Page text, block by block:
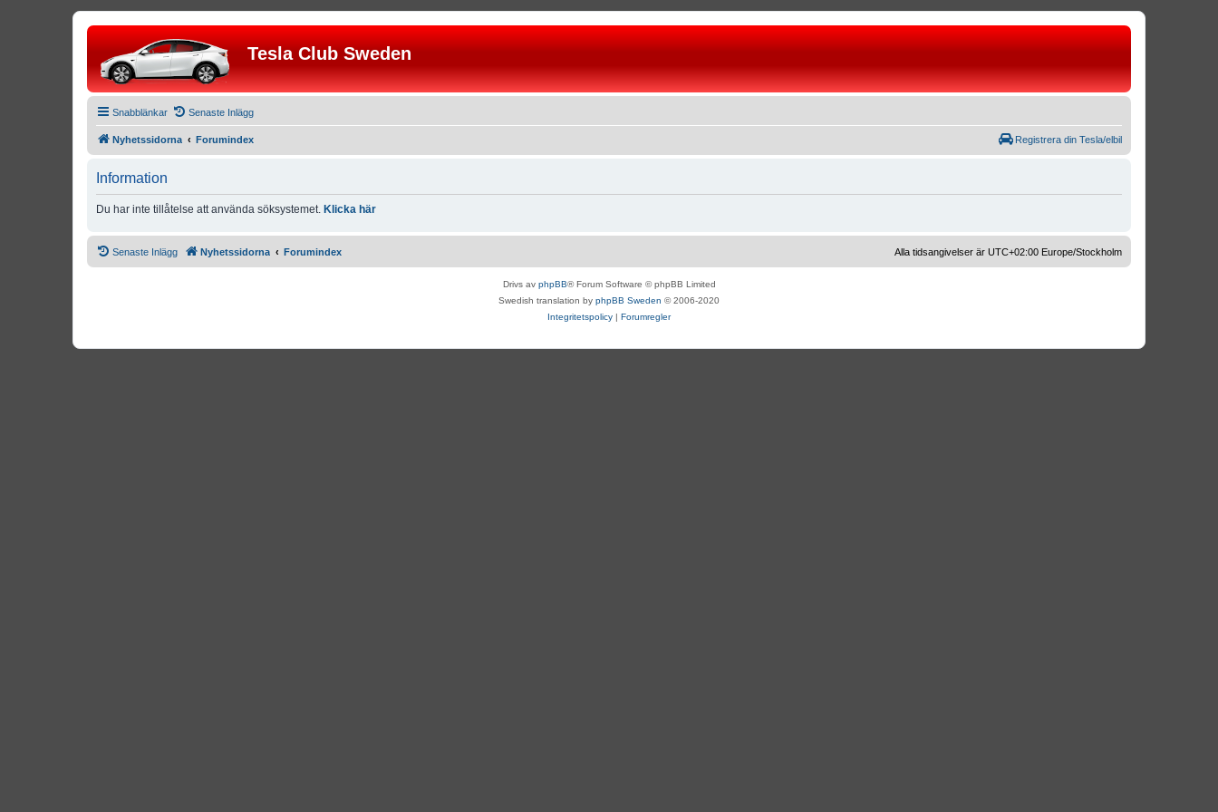
Tesla Club Sweden
Snabblänkar Senaste Inlägg
Nyhetssidorna Forumindex Registrera din Tesla/elbil
Information
Du har inte tillåtelse att använda söksystemet. Klicka här
Senaste Inlägg Nyhetssidorna Forumindex Alla tidsangivelser är UTC+02:00 Europe/Stockholm
Drivs av phpBB® Forum Software © phpBB Limited
Swedish translation by phpBB Sweden © 2006-2020
Integritetspolicy | Forumregler